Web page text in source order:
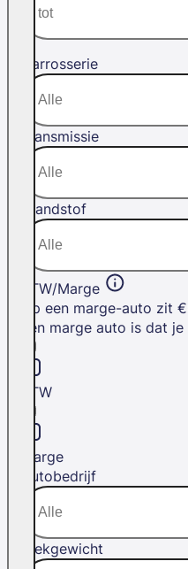
Carrosserie
Transmissie
Brandstof
BTW/Marge
Op een marge-auto zit
een marge auto is dat
BTW
Marge
Autobedrijf
Trekgewicht